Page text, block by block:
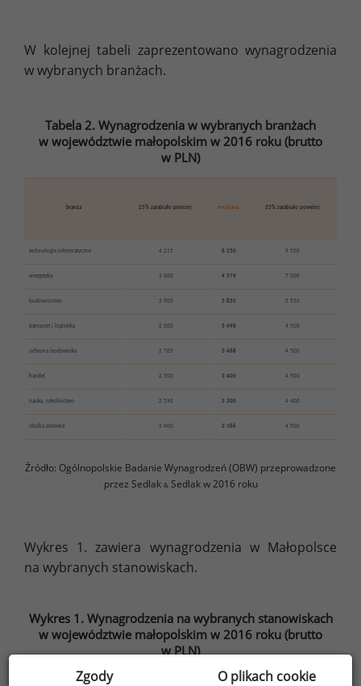
W kolejnej tabeli zaprezentowano wynagrodzenia
w wybranych branżach.
Tabela 2. Wynagrodzenia w wybranych branżach
w województwie małopolskim w 2016 roku (brutto
w PLN)
branża 25% zarabiało poniżej mediana 25% zarabiało powyżej
technologie informatyczne 4 215 6 250 9 500
energetyka 3 400 4 579 7 000
budownictwo 2 900 3 850 5 550
transport i logistyka 2 500 3 496 4 500
ochrona środowiska 2 765 3 468 4 500
handel 2 500 3 400 4 900
nauka, szkolnictwo 2 590 3 200 4 400
służba zdrowia 2 400 3 166 4 500
Źródło: Ogólnopolskie Badanie Wynagrodzeń (OBW) przeprowadzone
przez Sedlak &Sedlak w 2016 roku
Wykres 1. zawiera wynagrodzenia w Małopolsce
na wybranych stanowiskach.
Wykres 1. Wynagrodzenia na wybranych stanowiskach
w województwie małopolskim w 2016 roku (brutto
w PLN)
Zgody O plikach cookie